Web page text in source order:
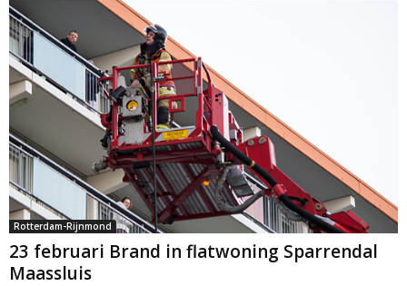
Rotterdam-Rijnmond
23 februari Brand in flatwoning Sparrendal
Maassluis